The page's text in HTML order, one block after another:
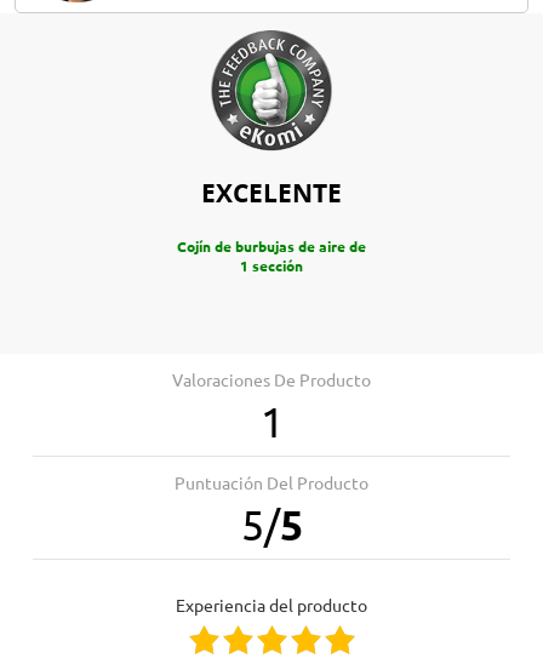
EXCELENTE
Cojín de burbujas de aire de
1 sección
Valoraciones De Producto
1
Puntuación Del Producto
5/5
Experiencia del producto